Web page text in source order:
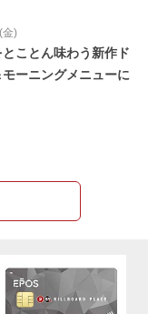
金)
とことん味わう新作ド
モーニングメニューに